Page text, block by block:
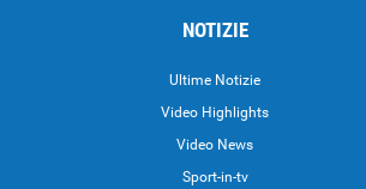
NOTIZIE
Ultime Notizie
Video Highlights
Video News
Sport-in-tv